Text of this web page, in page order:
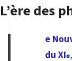
L’ère des
e
du XIe